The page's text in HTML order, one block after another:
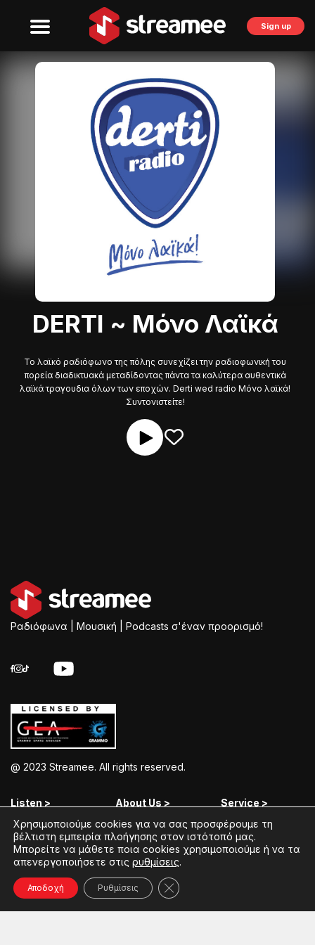
Sign up
DERTI ~ Μόνο Λαϊκά
Το λαϊκό ραδιόφωνο της πόλης συνεχίζει την ραδιοφωνική του
πορεία διαδικτυακά μεταδίδοντας πάντα τα καλύτερα αυθεντικά
λαϊκά τραγουδια όλων των εποχών. Derti wed radio Μόνο λαϊκά!
Συντονιστείτε!
Ραδιόφωνα | Μουσική | Podcasts σ'έναν προορισμό!
@ 2023 Streamee. All rights reserved.
Listen >
Streamee Radios
Moods
Radios
Podcasts
About Us >
Policy
Terms of Use
Coins Explained
Streamee News
Service >
Free Download
Add Your Station
Χρησιμοποιούμε cookies για να σας προσφέρουμε τη
βέλτιστη εμπειρία πλοήγησης στον ιστότοπό μας.
Μπορείτε να μάθετε ποια cookies χρησιμοποιούμε ή να τα
απενεργοποιήσετε στις ρυθμίσεις.
Αποδοχή Ρυθμίσεις Κλείσιμο του Cookie banner